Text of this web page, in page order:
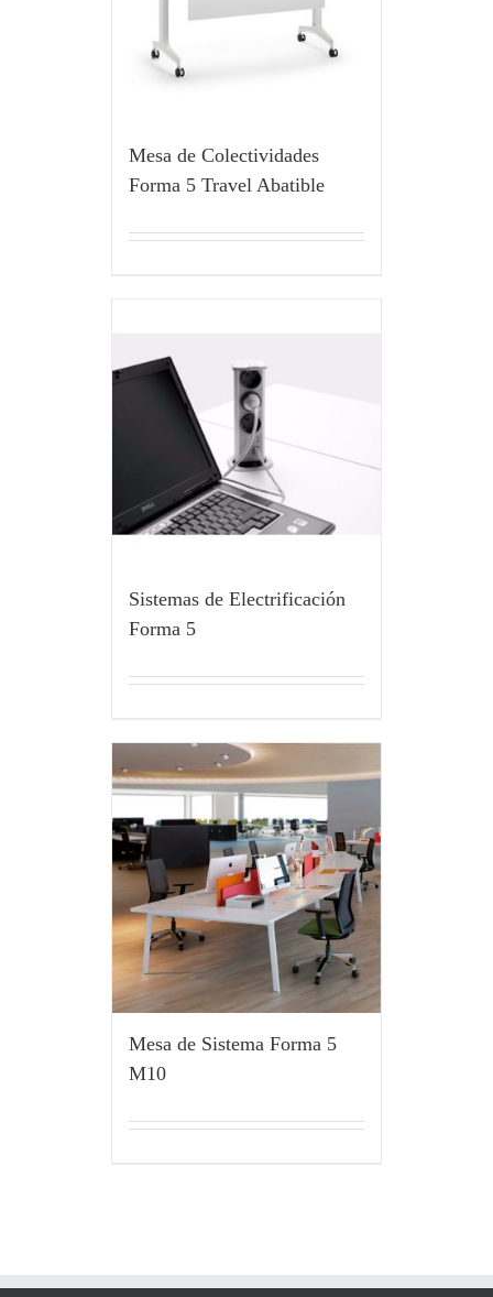
Mesa de Colectividades
Forma 5 Travel Abatible
Sistemas de Electrificación
Forma 5
Mesa de Sistema Forma 5
M10